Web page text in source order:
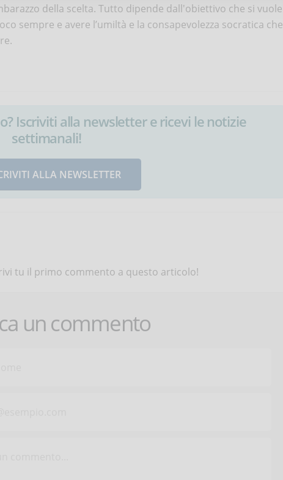
della scelta. Tutto dipende dall'obiettivo che si vuole
sempre e avere l’umiltà e la consapevolezza socratica che
Iscriviti alla newsletter e ricevi le notizie
settimanali!
ALLA NEWSLETTER
tu il primo commento a questo articolo!
un commento